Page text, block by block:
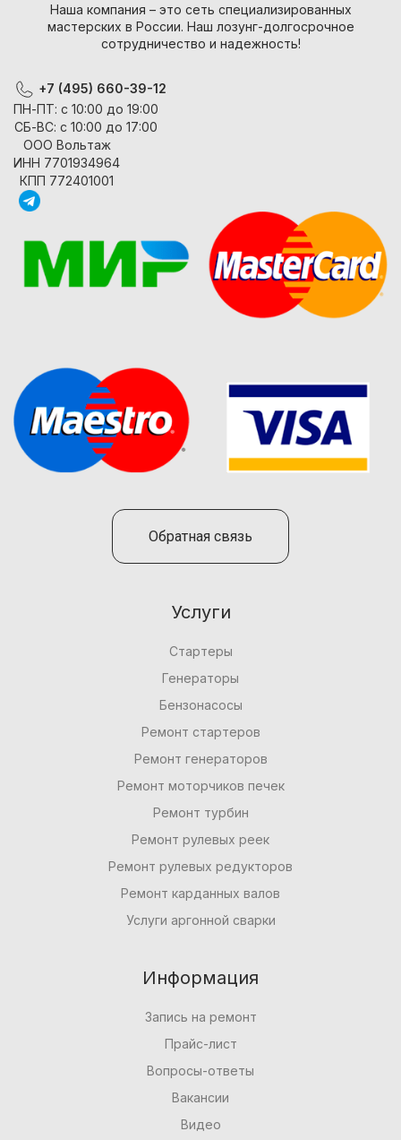
Наша компания – это сеть специализированных
мастерских в России. Наш лозунг-долгосрочное
сотрудничество и надежность!
+7 (495) 660-39-12
ПН-ПТ: с 10:00 до 19:00
СБ-ВС: с 10:00 до 17:00
ООО Вольтаж
ИНН 7701934964
КПП 772401001
Обратная связь
Услуги
Стартеры
Генераторы
Бензонасосы
Ремонт стартеров
Ремонт генераторов
Ремонт моторчиков печек
Ремонт турбин
Ремонт рулевых реек
Ремонт рулевых редукторов
Ремонт карданных валов
Услуги аргонной сварки
Информация
Запись на ремонт
Прайс-лист
Вопросы-ответы
Вакансии
Видео